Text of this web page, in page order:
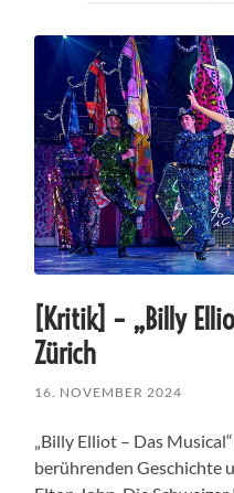
[Kritik] – „Billy
Zürich
16. NOVEMBER 2024
„Billy Elliot – Das
berührenden Geschichte